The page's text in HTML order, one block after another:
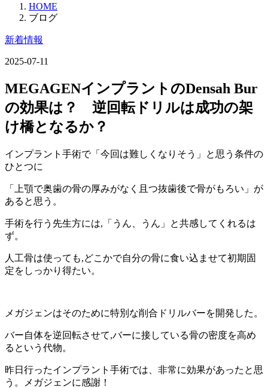
HOME
ブログ
新着情報
2025-07-11
MEGAGENインプラントのDensah Bur
の効果は？ 逆回転ドリルは成功の架
け橋となるか？
インプラント手術で「今回は難しくなりそう」と思う条件の
ひとつに
「上顎で奥歯の骨の厚みがなく且つ抜歯後で骨がもろい」が
あると思う。
手術を行う先生方には,「うん、うん」と共感してくれるは
ず。
人工骨は使っても,どこかで自分の骨に食い込ませて初期固
定をしっかり得たい。
メガジェンはそのために特別な削合ドリルバーを開発した。
バー自体を逆回転させて,バーに接している骨の密度を高め
るという代物。
昨日行ったインプラント手術では、非常に効果があったと思
う。メガジェンに感謝！